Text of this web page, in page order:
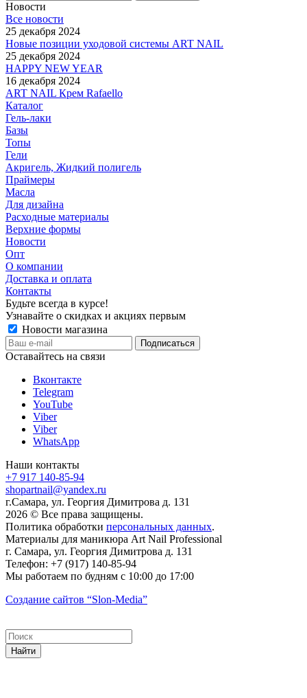
Новости
Все новости
25 декабря 2024
Новые позиции уходовой системы ART NAIL
25 декабря 2024
HAPPY NEW YEAR
16 декабря 2024
ART NAIL Крем Rafaello
Каталог
Гель-лаки
Базы
Топы
Гели
Акригель, Жидкий полигель
Праймеры
Масла
Для дизайна
Расходные материалы
Верхние формы
Новости
Опт
О компании
Доставка и оплата
Контакты
Будьте всегда в курсе!
Узнавайте о скидках и акциях первым
Новости магазина
Оставайтесь на связи
Вконтакте
Telegram
YouTube
Viber
Viber
WhatsApp
Наши контакты
+7 917 140-85-94
shopartnail@yandex.ru
г.Самара, ул. Георгия Димитрова д. 131
2026 © Все права защищены.
Политика обработки персональных данных.
Материалы для маникюра Art Nail Professional
г. Самара, ул. Георгия Димитрова д. 131
Телефон: +7 (917) 140-85-94
Мы работаем по будням с 10:00 до 17:00
Создание сайтов “Slon-Media”
Найти